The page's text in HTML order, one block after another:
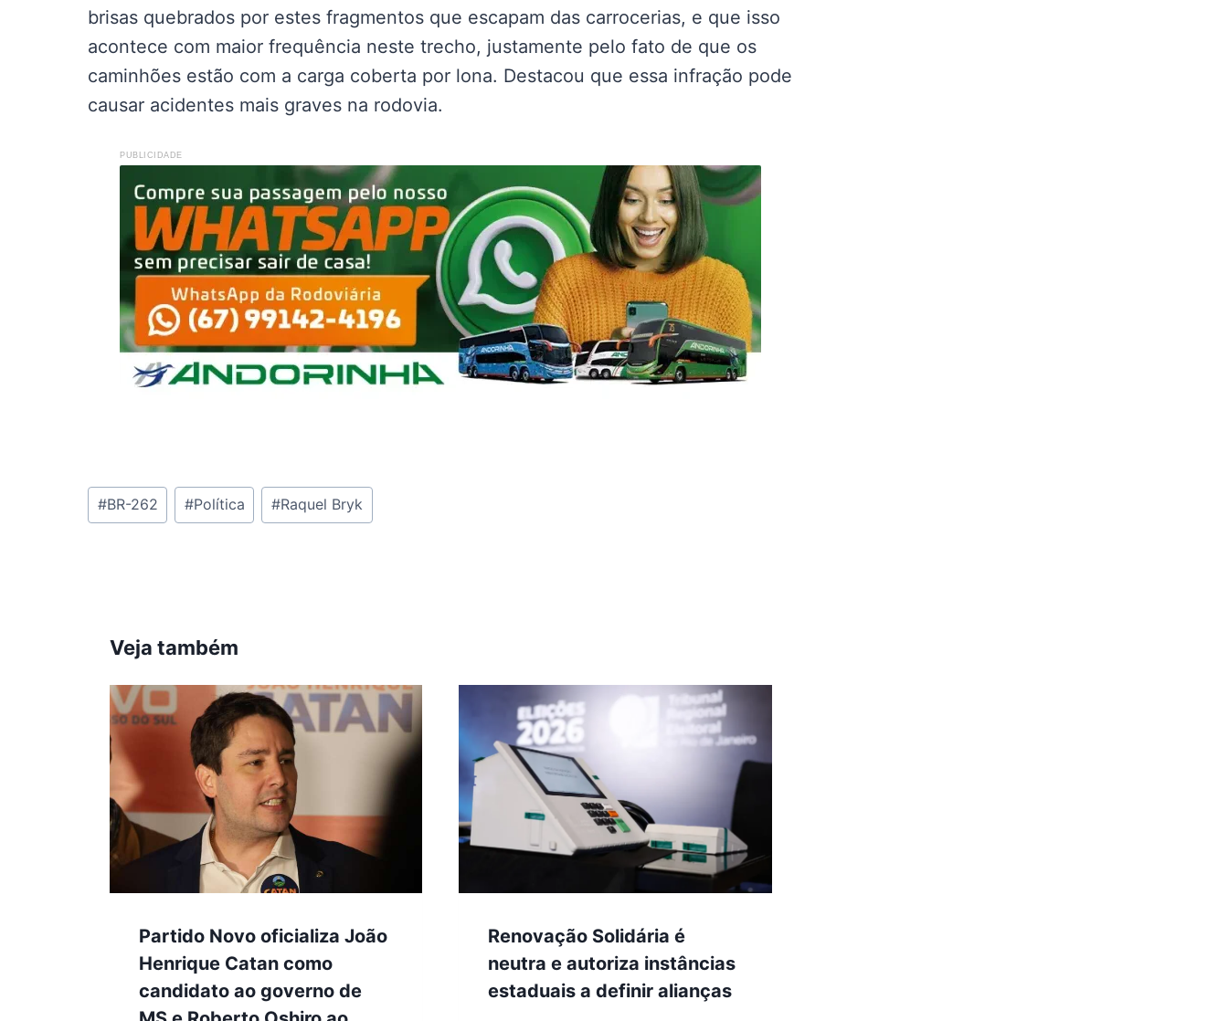
brisas quebrados por estes fragmentos que escapam das carrocerias, e que isso
acontece com maior frequência neste trecho, justamente pelo fato de que os
caminhões estão com a carga coberta por lona. Destacou que essa infração pode
causar acidentes mais graves na rodovia.
PUBLICIDADE
Tags
do
#BR-262 #Política #Raquel Bryk
Veja também
Partido Novo oficializa João
Henrique Catan como
candidato ao governo de
Renovação Solidária é
neutra e autoriza instâncias
estaduais a definir alianças